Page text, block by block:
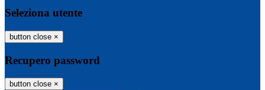
Seleziona utente
button close ×
Recupero password
button close ×